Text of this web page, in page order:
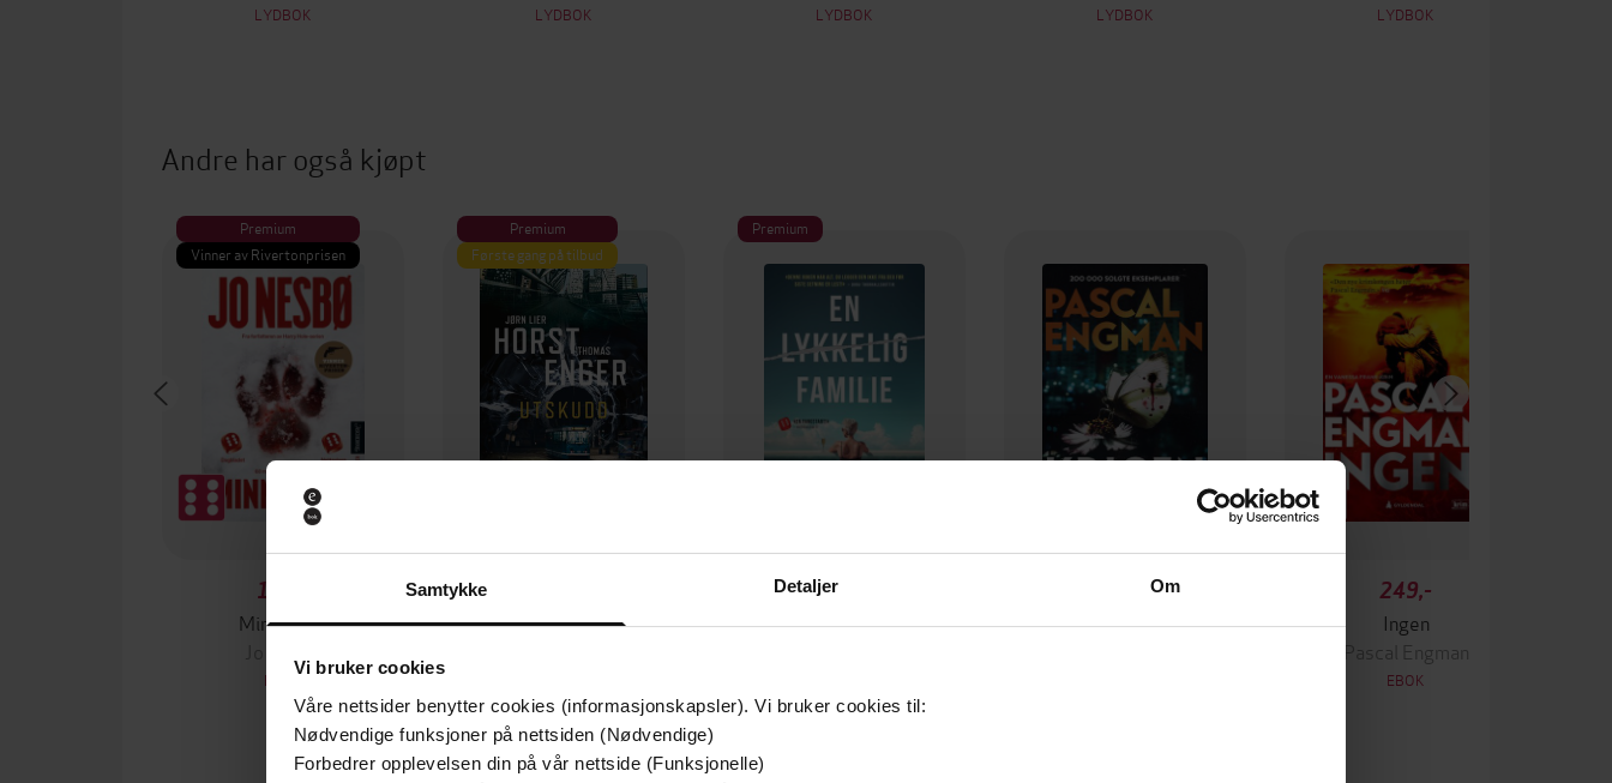
Samtykke Detaljer Om
Vi bruker cookies
Våre nettsider benytter cookies (informasjonskapsler). Vi bruker cookies til:
Nødvendige funksjoner på nettsiden (Nødvendige)
Forbedrer opplevelsen din på vår nettside (Funksjonelle)
LYDBOK LYDBOK LYDBOK LYDBOK LYDBOK
Andre har også kjøpt
Premium
Vinner av Rivertonprisen
199,-
Minnesota
EBOK
Premium
Første gang på tilbud
Utskudd
Premium
149,-
En lykkelig familie
349,-
Krigen
249,-
Ingen
Pascal Engman
EBOK